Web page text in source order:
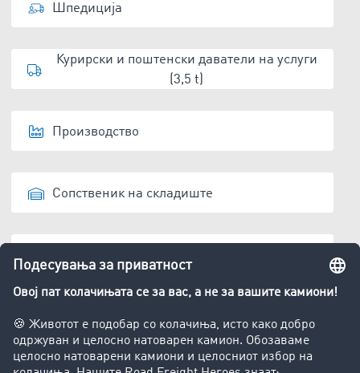
Шпедиција
Курирски и поштенски даватели на услуги
(3,5 t)
Производство
Сопственик на складиште
Приватно лице